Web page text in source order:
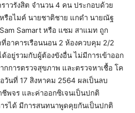
าวรังสิต จำนวน 4 คน ประกอบด้วย
รือไมค์ นายชาติชาย แกดำ นายณัฐ
Samart หรือ แซม สาแมท ถูก
อาคารเรือนนอน 2 ห้องควบคุม 2/2
อยู่รวมกับผู้ต้องขังอื่น ไม่มีการเข้าออก
กการตรวจสุขภาพ และตรวจหาเชื้อ โค
วันที่ 17 สิงหาคม 2564 ผลเป็นลบ
จร และค่าออกซิเจนเป็นปกติ
รได้ มีการสนทนาพูดคุยกันเป็นปกติ